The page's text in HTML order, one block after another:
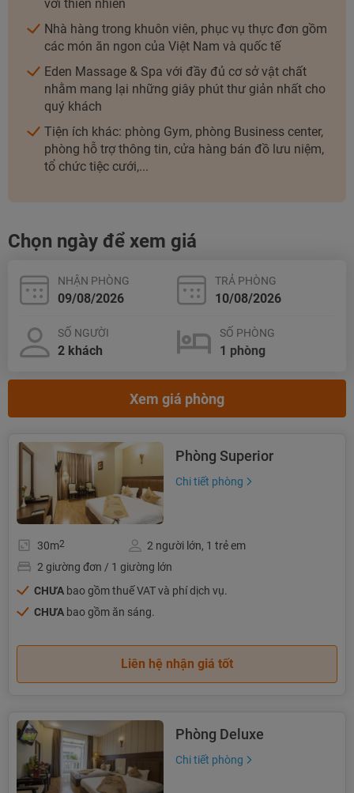
với thiên nhiên
Nhà hàng trong khuôn viên, phục vụ thực đơn gồm
các món ăn ngon của Việt Nam và quốc tế
Eden Massage & Spa với đầy đủ cơ sở vật chất
nhằm mang lại những giây phút thư giản nhất cho
quý khách
Tiện ích khác: phòng Gym, phòng Business center,
phòng hỗ trợ thông tin, cửa hàng bán đồ lưu niệm,
tổ chức tiệc cưới,...
Chọn ngày để xem giá
NHẬN PHÒNG TRẢ PHÒNG
SỐ NGƯỜI SỐ PHÒNG
Xem giá phòng
Phòng Superior
Chi tiết phòng
30m2
2 người lớn, 1 trẻ em
2 giường đơn / 1 giường lớn
CHƯA bao gồm thuế VAT và phí dịch vụ.
CHƯA bao gồm ăn sáng.
Liên hệ nhận giá tốt
Phòng Deluxe
Chi tiết phòng